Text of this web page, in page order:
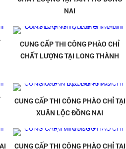
NAI
CUNG CẤP THI CÔNG PHÀO CHỈ
CHẤT LƯỢNG TẠI LONG THÀNH
CUNG CẤP THI CÔNG PHÀO CHỈ TẠI
XUÂN LỘC ĐỒNG NAI
CUNG CẤP THI CÔNG PHÀO CHỈ TẠI